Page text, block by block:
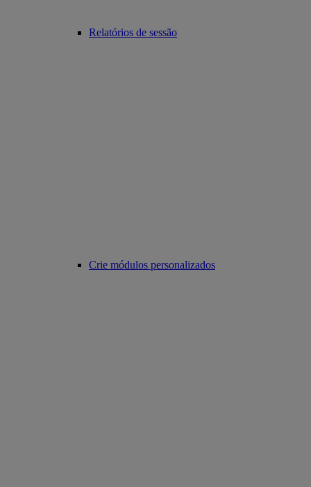
Relatórios de sessão
Crie módulos personalizados